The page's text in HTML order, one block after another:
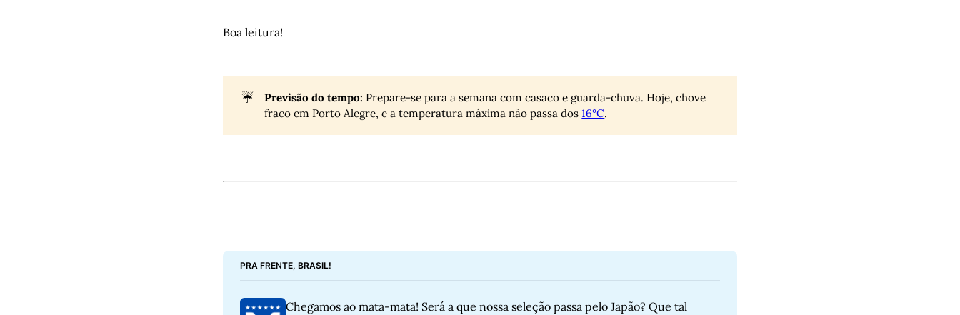
Boa leitura!
☔ Previsão do tempo: Prepare-se para a semana com casaco e guarda-chuva. Hoje, chove
fraco em Porto Alegre, e a temperatura máxima não passa dos16°C.
PRA FRENTE, BRASIL!
Chegamos ao mata-mata! Será a que nossa seleção passa pelo Japão? Que tal